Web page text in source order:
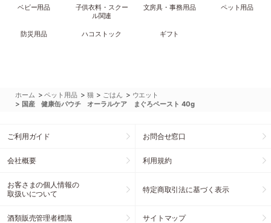
ベビー用品
子供衣料・スクー
ル関連
文房具・事務用品 ペット用品
防災用品 ハコストック ギフト
ホーム >ペット用品 > 猫 > ごはん > ウエット
> 国産 健康缶パウチ オーラルケア まぐろペースト 40g
ご利用ガイド お問合せ窓口
会社概要 利用規約
お客さまの個人情報の
取扱いについて
特定商取引法に基づく表示
酒類販売管理者標識 サイトマップ